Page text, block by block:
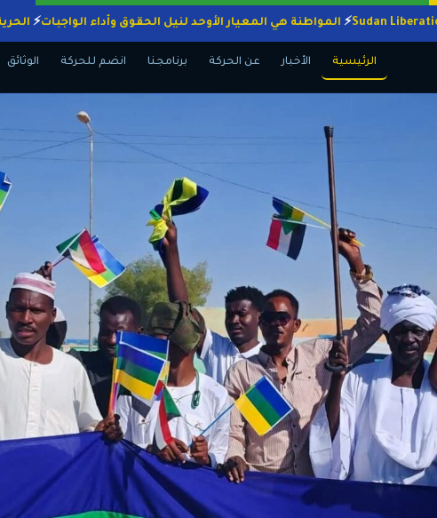
المواطنة هي المعيار الأوحد لنيل الحقوق وأداء الواجبات
الرئيسية الأخبار عن الحركة برنامجنا انضم للحركة الوثائق